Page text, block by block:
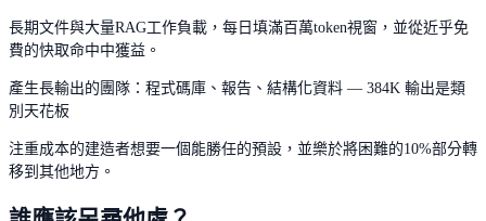
長期文件與大量RAG工作負載，每日填滿百萬token視窗，並從近乎免
費的快取命中中獲益。
產生長輸出的團隊：程式碼庫、報告、結構化資料 — 384K 輸出是類
別天花板
注重成本的建造者想要一個能勝任的預設，並樂於將困難的10%部分轉
移到其他地方。